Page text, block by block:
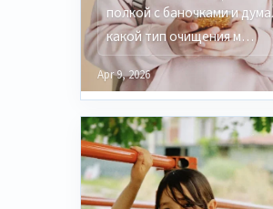
полкой с баночками и
какой тип очищения м…
Apr 9, 2026